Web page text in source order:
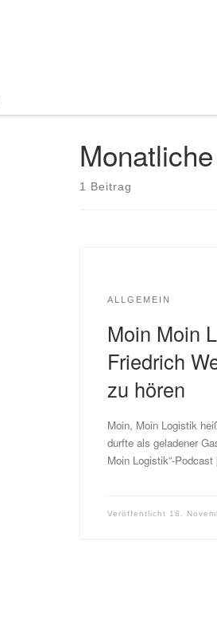
1 Beitrag
ALLGEMEIN
Moin Moin
Friedrich
zu hören
Moin, Moin Logistik
durfte als geladener
Moin Logistik“-
Veröffentlicht 18.